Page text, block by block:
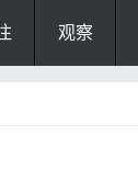
观察